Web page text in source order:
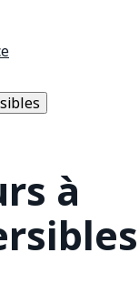
à